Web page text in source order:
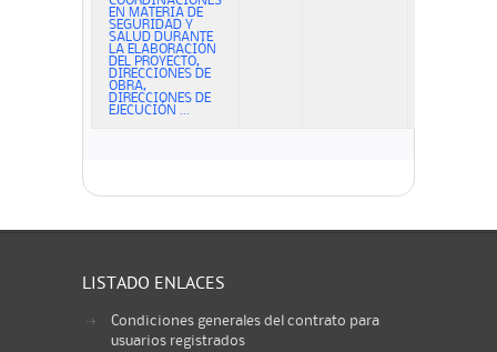
EN MATERIA DE
SEGURIDAD Y
SALUD DURANTE
LA ELABORACIÓN
DEL PROYECTO,
DIRECCIONES DE
OBRA,
DIRECCIONES DE
EJECUCIÓN ...
LISTADO ENLACES
Condiciones generales del contrato para
usuarios registrados